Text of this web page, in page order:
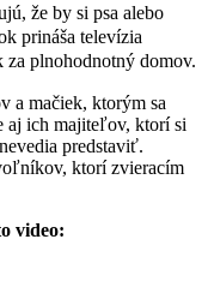
že by si psa alebo
prináša televízia
plnohodnotný domov.
a mačiek, ktorým sa
aj ich majiteľov, ktorí si
predstaviť.
ktorí zvieracím
video: